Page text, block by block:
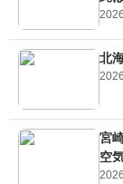
北
宮
空